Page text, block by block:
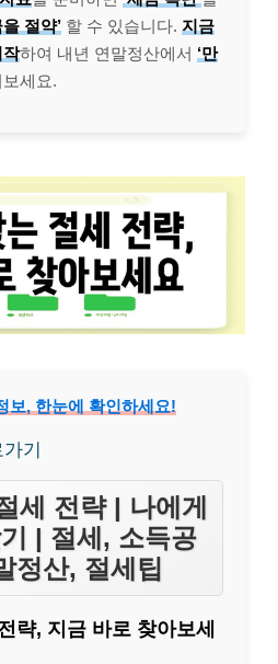
절약’ 할 수 있습니다. 지금
작하여 내년 연말정산에서 ‘만
세요.
보, 한눈에 확인하세요!
기
세 전략 | 나에게
| 절세, 소득공
정산, 절세팁
략, 지금 바로 찾아보세